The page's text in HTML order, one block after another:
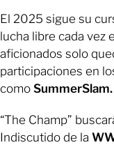
El 2025 sigue su
lucha libre cada vez
aficionados solo
participaciones en
como SummerSlam.
“The Champ”
Indiscutido de la